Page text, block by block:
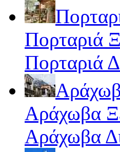
Πορταριά
Πορταριά
Αράχωβα
Αράχωβα